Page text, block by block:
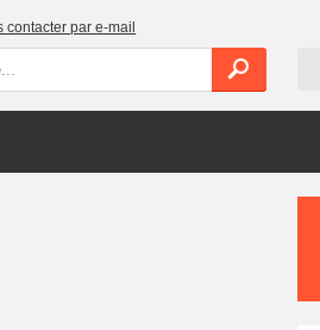
contacter par e-mail